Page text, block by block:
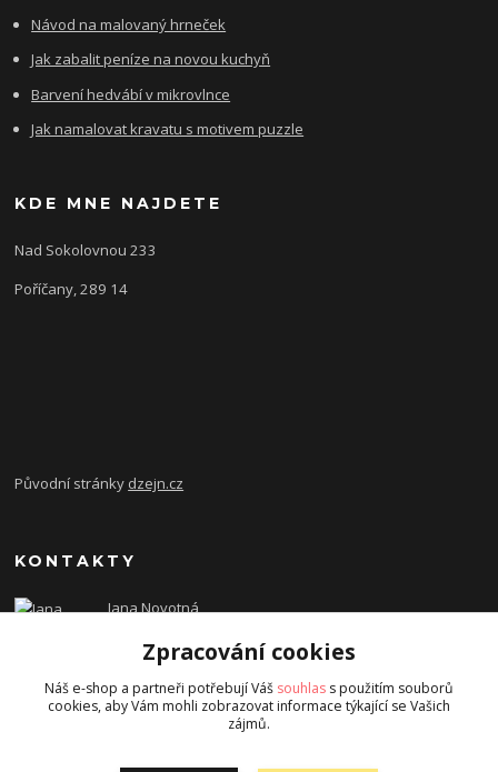
Návod na malovaný hrneček
Jak zabalit peníze na novou kuchyň
Barvení hedvábí v mikrovlnce
Jak namalovat kravatu s motivem puzzle
KDE MNE NAJDETE
Nad Sokolovnou 233
Poříčany, 289 14
Původní stránky dzejn.cz
KONTAKTY
Jana Novotná
dzejn.n@email.cz
Zpracování cookies
Náš e-shop a partneři potřebují Váš souhlas s použitím souborů
cookies, aby Vám mohli zobrazovat informace týkající se Vašich
zájmů.